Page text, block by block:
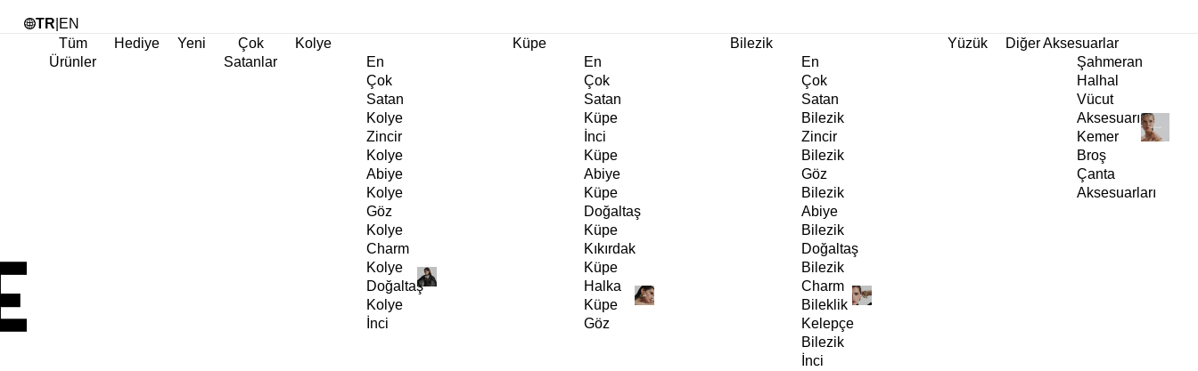
TR EN
Tüm
Ürünler
Hediye Yeni
Çok
Satanlar
Kolye
En
Çok
Satan
Kolye
Zincir
Kolye
Abiye
Kolye
Göz
Kolye
Charm
Kolye
Doğaltaş
Kolye
İnci
Küpe
En
Çok
Satan
Küpe
İnci
Küpe
Abiye
Küpe
Doğaltaş
Küpe
Kıkırdak
Küpe
Halka
Küpe
Göz
Bilezik
En
Çok
Satan
Bilezik
Zincir
Bilezik
Göz
Bilezik
Abiye
Bilezik
Doğaltaş
Bilezik
Charm
Bileklik
Kelepçe
Bilezik
İnci
Yüzük
Diğer Aksesuarlar
Şahmeran
Halhal
Vücut
Aksesuarı
Kemer
Broş
Çanta
Aksesuarları